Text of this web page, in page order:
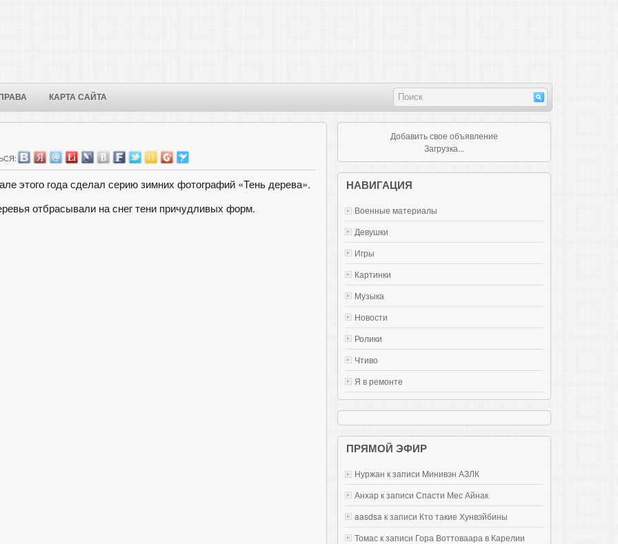
КАРТА САЙТА
этого года сделал серию зимних фотографий «Тень дерева».
отбрасывали на снег тени причудливых форм.
Добавить свое объявление
Загрузка...
НАВИГАЦИЯ
Военные материалы
Девушки
Игры
Картинки
Музыка
Новости
Ролики
Чтиво
Я в ремонте
ПРЯМОЙ ЭФИР
Нуржан к записи Mинивэн АЗЛК
Анхар к записи Спасти Мес Айнак
aasdsa к записи Кто такие Хунвэйбины
Томас к записи Гора Воттоваара в Карелии